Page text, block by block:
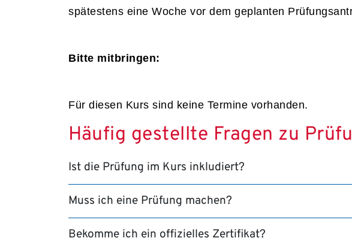
spätestens eine Woche vor dem geplanten
Bitte mitbringen:
Für diesen Kurs sind keine Termine vorhanden.
Häufig gestellte Fragen zu
Ist die Prüfung im Kurs inkludiert?
Muss ich eine Prüfung machen?
Bekomme ich ein offizielles Zertifikat?